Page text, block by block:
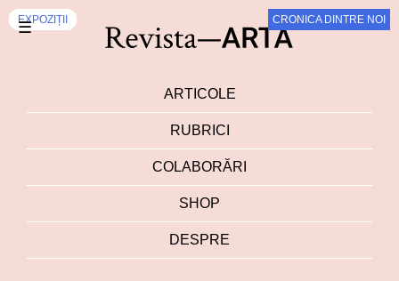
☰
ARTICOLE
RUBRICI
COLABORĂRI
SHOP
DESPRE
EXPOZIȚII
EXPOZIȚII
EXPOZIȚII
EXPOZIȚII
EXPOZIȚII
EXPOZIȚII
EXPOZIȚII
EXPOZIȚII
EXPOZIȚII
EXPOZIȚII CRONICA DINTRE NOI